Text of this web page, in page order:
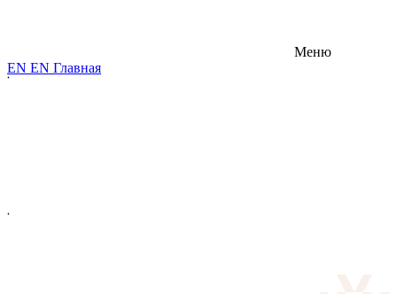
Меню
EN EN Главная